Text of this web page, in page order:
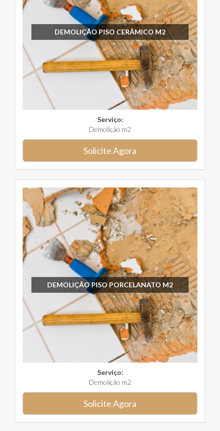
DEMOLIÇÃO PISO CERÂMICO M2
Serviço:
Demolição m2
Solicite Agora
DEMOLIÇÃO PISO PORCELANATO M2
Serviço:
Demolição m2
Solicite Agora